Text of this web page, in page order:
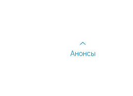
Анонсы